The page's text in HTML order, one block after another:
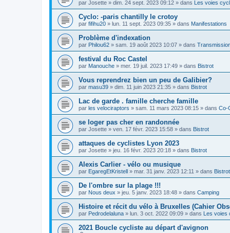
par Josette » dim. 24 sept. 2023 09:12 » dans Les voies
Cyclo: -paris chantilly le crotoy
par fifihu20 » lun. 11 sept. 2023 09:35 » dans Manifestations
Problème d'indexation
par Philou62 » sam. 19 août 2023 10:07 » dans
festival du Roc Castel
par Manouche » mer. 19 juil. 2023 17:49 » dans Bistrot
Vous reprendrez bien un peu de Galibier?
par masu39 » dim. 11 juin 2023 21:35 » dans Bistrot
Lac de garde . famille cherche famille
par les velociraptors » sam. 11 mars 2023 08:15 » dans Co-
se loger pas cher en randonnée
par Josette » ven. 17 févr. 2023 15:58 » dans Bistrot
attaques de cyclistes Lyon 2023
par Josette » jeu. 16 févr. 2023 20:18 » dans Bistrot
Alexis Carlier - vélo ou musique
par EgaregEtKristell » mar. 31 janv. 2023 12:11 » dans Bistrot
De l'ombre sur la plage !!!
par Nous deux » jeu. 5 janv. 2023 18:48 » dans Camping
Histoire et récit du vélo à Bruxelles (Cahier
par Pedrodelaluna » lun. 3 oct. 2022 09:09 » dans Les voies
2021 Boucle cycliste au départ d'avignon